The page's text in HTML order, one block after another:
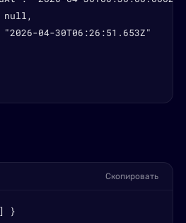
04-30T06:26:51.653Z"
Скопировать
}